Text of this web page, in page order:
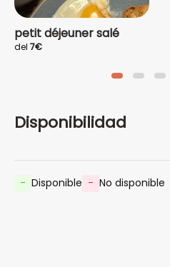
petit déjeuner salé
del 7€
Disponibilidad
- Disponible - No disponible